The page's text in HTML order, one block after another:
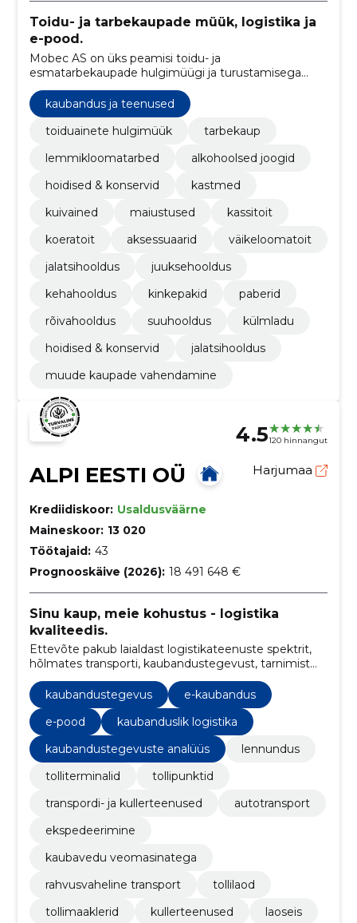
Toidu- ja tarbekaupade müük, logistika ja
e-pood.
Mobec AS on üks peamisi toidu- ja
esmatarbekaupade hulgimüügi ja turustamisega
kaubandus ja teenused
toiduainete hulgimüük
tarbekaup
lemmikloomatarbed
alkohoolsed joogid
hoidised & konservid
kastmed
kuivained
maiustused
kassitoit
koeratoit
aksessuaarid
väikeloomatoit
jalatsihooldus
juuksehooldus
kehahooldus
kinkepakid
paberid
rõivahooldus
suuhooldus
külmladu
hoidised & konservid
jalatsihooldus
muude kaupade vahendamine
4.5120 hinnangut
ALPI EESTI OÜ Harjumaa
Krediidiskoor: Usaldusväärne
Maineskoor: 13 020
Töötajaid: 43
Prognooskäive (2026): 18 491 648 €
Sinu kaup, meie kohustus - logistika
kvaliteedis.
Ettevõte pakub laialdast logistikateenuste spektrit,
hõlmates transporti, kaubandustegevust, tarnimist
ning tarneplaanide koordineerimist, et tagada sujuv
kaubavahetus igal sammul.
kaubandustegevus
e-kaubandus
e-pood
kaubanduslik logistika
kaubandustegevuste analüüs
lennundus
tolliterminalid
tollipunktid
transpordi- ja kullerteenused
autotransport
ekspedeerimine
kaubavedu veomasinatega
rahvusvaheline transport
tollilaod
tollimaaklerid
kullerteenused
laoseis